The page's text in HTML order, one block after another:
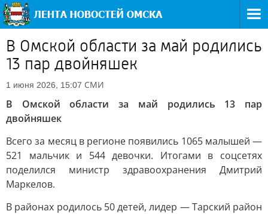
В Омской области за май родились
13 пар двойняшек
1 июня 2026, 15:07 СМИ
В Омской области за май родились 13 пар
двойняшек
Всего за месяц в регионе появились 1065 малышей —
521 мальчик и 544 девочки. Итогами в соцсетях
поделился министр здравоохранения Дмитрий
Маркелов.
В районах родилось 50 детей, лидер — Тарский район